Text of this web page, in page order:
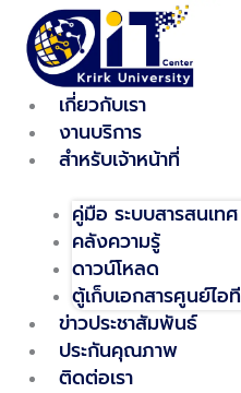
content
เกี่ยวกับเรา
งานบริการ
สำหรับเจ้าหน้าที่
คู่มือ ระบบสารสนเทศ
คลังความรู้
ดาวน์โหลด
ตู้เก็บเอกสารศูนย์ไอที
ข่าวประชาสัมพันธ์
ประกันคุณภาพ
ติดต่อเรา